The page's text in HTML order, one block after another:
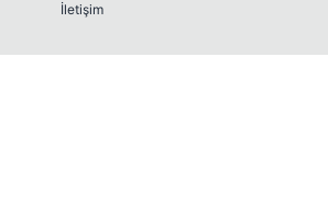
İletişim